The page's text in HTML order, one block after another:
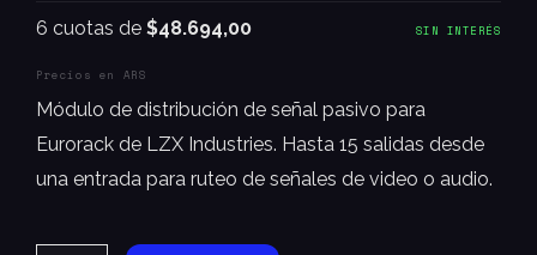
6 cuotas de $48.694,00 SIN INTERÉS
Precios en ARS
Módulo de distribución de señal pasivo para
Eurorack de LZX Industries. Hasta 15 salidas desde
una entrada para ruteo de señales de video o audio.